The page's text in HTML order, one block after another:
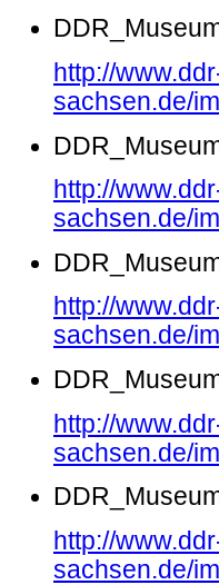
http://
sachsen.de/
http://
sachsen.de/
http://
sachsen.de/
http://
sachsen.de/
http://
sachsen.de/